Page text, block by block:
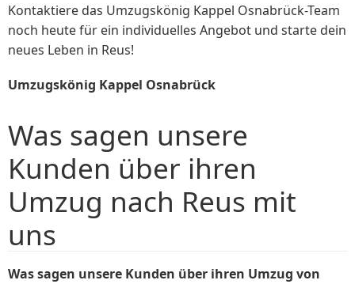
Kontaktiere das Umzugskönig Kappel Osnabrück-Team
noch heute für ein individuelles Angebot und starte dein
neues Leben in Reus!
Umzugskönig Kappel Osnabrück
Was sagen unsere
Kunden über ihren
Umzug nach Reus mit
uns
Was sagen unsere Kunden über ihren Umzug von